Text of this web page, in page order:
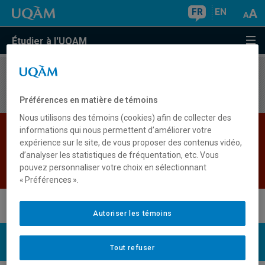
FR EN
Étudier à l'UQAM
Aucun résultat
Les bases de données institutionnelles sont
indisponibles pour le moment. Veuillez
réessayer plus tard.
Retour
UQAM
Préférences en matière de témoins
Nous utilisons des témoins (cookies) afin de collecter des
informations qui nous permettent d’améliorer votre
expérience sur le site, de vous proposer des contenus vidéo,
d’analyser les statistiques de fréquentation, etc. Vous
pouvez personnaliser votre choix en sélectionnant
« Préférences ».
Tout refuser
Autoriser les témoins